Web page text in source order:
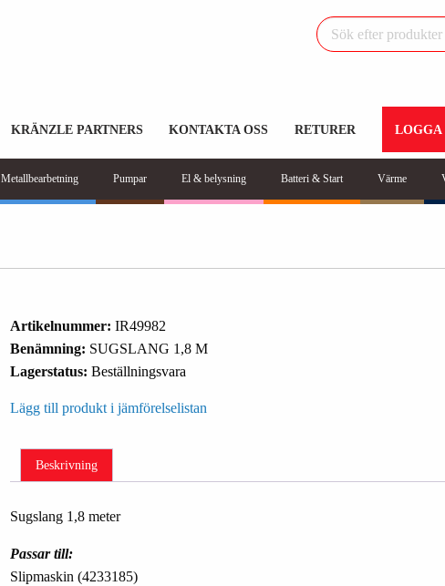
KRÄNZLE PARTNERS KONTAKTA OSS RETURER
Metallbearbetning Pumpar El & belysning Batteri & Start Värme
Artikelnummer: IR49982
Benämning: SUGSLANG 1,8 M
Lagerstatus: Beställningsvara
Lägg till produkt i jämförelselistan
Beskrivning
Sugslang 1,8 meter
Passar till:
Slipmaskin (4233185)